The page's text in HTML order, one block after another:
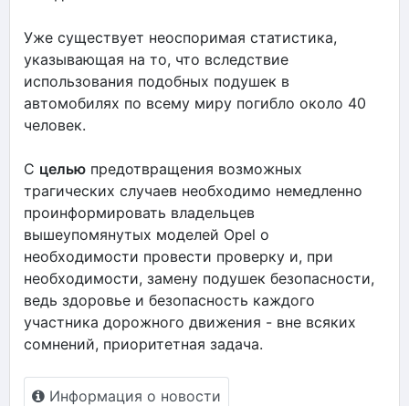
Уже существует неоспоримая статистика,
указывающая на то, что вследствие
использования подобных подушек в
автомобилях по всему миру погибло около 40
человек.
С целью предотвращения возможных
трагических случаев необходимо немедленно
проинформировать владельцев
вышеупомянутых моделей Opel о
необходимости провести проверку и, при
необходимости, замену подушек безопасности,
ведь здоровье и безопасность каждого
участника дорожного движения - вне всяких
сомнений, приоритетная задача.
Информация о новости